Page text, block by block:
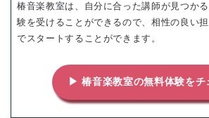
椿音楽教室は、自分に合った講師が見つか
験を受けることができるので、相性の良い
でスタートすることができます。
▶ 椿音楽教室の無料体験をチ